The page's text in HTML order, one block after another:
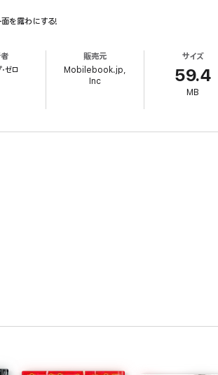
面を露わにする!
ゼロ
販売元
Mobilebook.jp,
Inc
サイズ
59.4
MB